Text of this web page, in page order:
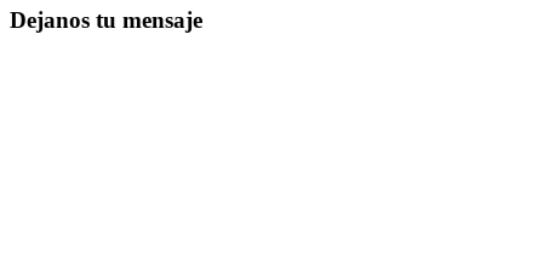
Dejanos tu mensaje